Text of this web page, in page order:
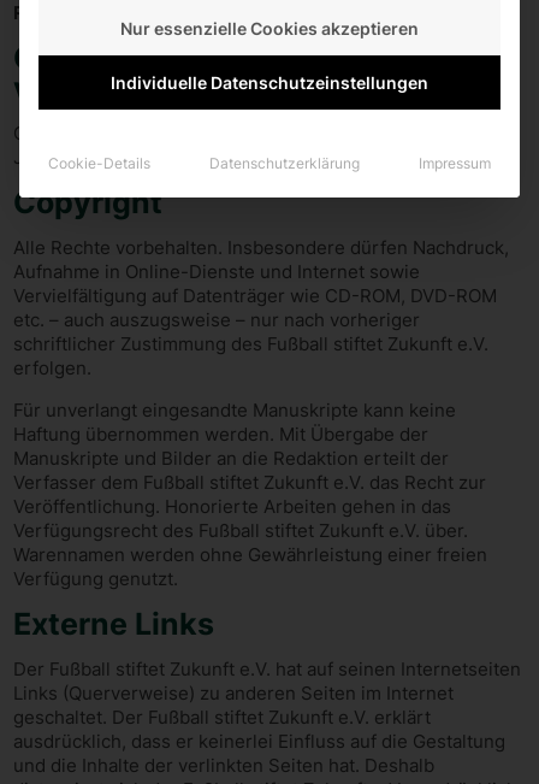
Registernummer:
Quellenangaben für die
verwendeten Fotos:
Carsten Kobow, Ralf Koettker, Christian Hedel, Niclas
Jacobs
Copyright
Alle Rechte vorbehalten. Insbesondere dürfen Nachdruck,
Aufnahme in Online-Dienste und Internet sowie
Vervielfältigung auf Datenträger wie CD-ROM, DVD-ROM
etc. – auch auszugsweise – nur nach vorheriger
schriftlicher Zustimmung des Fußball stiftet Zukunft e.V.
erfolgen.
Für unverlangt eingesandte Manuskripte kann keine
Haftung übernommen werden. Mit Übergabe der
Manuskripte und Bilder an die Redaktion erteilt der
Verfasser dem Fußball stiftet Zukunft e.V. das Recht zur
Veröffentlichung. Honorierte Arbeiten gehen in das
Verfügungsrecht des Fußball stiftet Zukunft e.V. über.
Warennamen werden ohne Gewährleistung einer freien
Verfügung genutzt.
Externe Links
Der Fußball stiftet Zukunft e.V. hat auf seinen Internetseiten
Links (Querverweise) zu anderen Seiten im Internet
geschaltet. Der Fußball stiftet Zukunft e.V. erklärt
ausdrücklich, dass er keinerlei Einfluss auf die Gestaltung
und die Inhalte der verlinkten Seiten hat. Deshalb
Nur essenzielle Cookies akzeptieren
Individuelle Datenschutzeinstellungen
Cookie-Details Datenschutzerklärung Impressum